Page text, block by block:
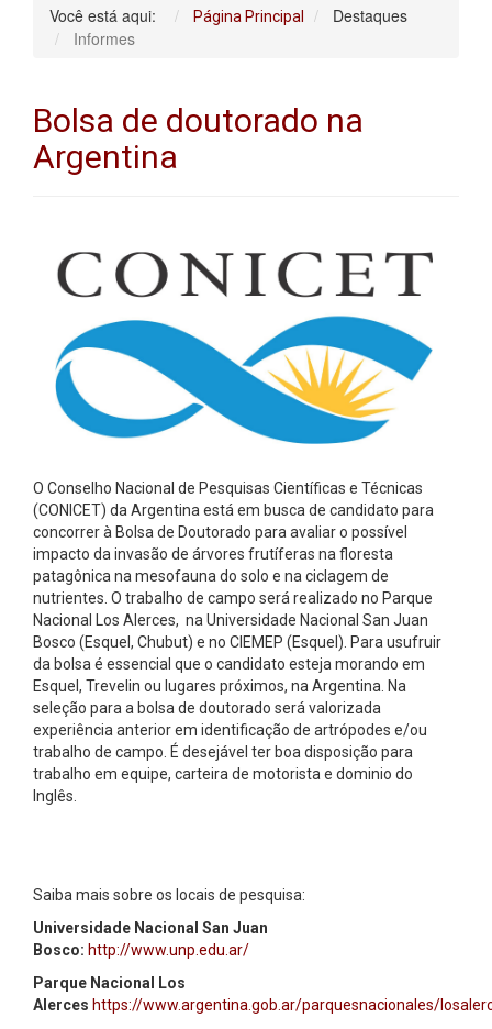
Você está aqui: Página Principal
Destaques
Informes
Bolsa de doutorado na
Argentina
O Conselho Nacional de Pesquisas Científicas e Técnicas
(CONICET) da Argentina está em busca de candidato para
concorrer à Bolsa de Doutorado para avaliar o possível
impacto da invasão de árvores frutíferas na floresta
patagônica na mesofauna do solo e na ciclagem de
nutrientes. O trabalho de campo será realizado no Parque
Nacional Los Alerces, na Universidade Nacional San Juan
Bosco (Esquel, Chubut) e no CIEMEP (Esquel). Para usufruir
da bolsa é essencial que o candidato esteja morando em
Esquel, Trevelin ou lugares próximos, na Argentina. Na
seleção para a bolsa de doutorado será valorizada
experiência anterior em identificação de artrópodes e/ou
trabalho de campo. É desejável ter boa disposição para
trabalho em equipe, carteira de motorista e dominio do
Inglês.
Saiba mais sobre os locais de pesquisa:
Universidade Nacional San Juan
Bosco: http://www.unp.edu.ar/
Parque Nacional Los
Alerces https://www.argentina.gob.ar/parquesnacionales/